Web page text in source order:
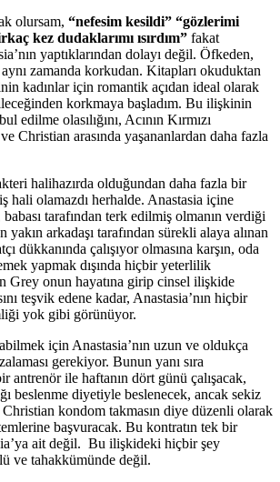
olursam, “nefesim kesildi” “gözlerimi
kez dudaklarımı ısırdım” fakat
yaptıklarından dolayı değil. Öfkeden,
aynı zamanda korkudan. Kitapları okuduktan
kadınlar için romantik açıdan ideal olarak
korkmaya başladım. Bu ilişkinin
edilme olasılığını, Acının Kırmızı
Christian arasında yaşananlardan daha fazla
halihazırda olduğundan daha fazla bir
hali olamazdı herhalde. Anastasia içine
tarafından terk edilmiş olmanın verdiği
yakın arkadaşı tarafından sürekli alaya alınan
dükkanında çalışıyor olmasına karşın, oda
yapmak dışında hiçbir yeterlilik
Grey onun hayatına girip cinsel ilişkide
teşvik edene kadar, Anastasia’nın hiçbir
yok gibi görünüyor.
için Anastasia’nın uzun ve oldukça
gerekiyor. Bunun yanı sıra
antrenör ile haftanın dört günü çalışacak,
beslenme diyetiyle beslenecek, ancak sekiz
kondom takmasın diye düzenli olarak
başvuracak. Bu kontratın tek bir
ait değil. Bu ilişkideki hiçbir şey
ve tahakkümünde değil.